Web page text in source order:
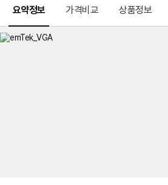
요약정보 가격비교 상품정보